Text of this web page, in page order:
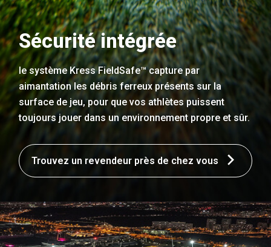
Sécurité intégrée
le système Kress FieldSafe™ capture par
aimantation les débris ferreux présents sur la
surface de jeu, pour que vos athlètes puissent
toujours jouer dans un environnement propre et sûr.
Trouvez un revendeur près de chez vous